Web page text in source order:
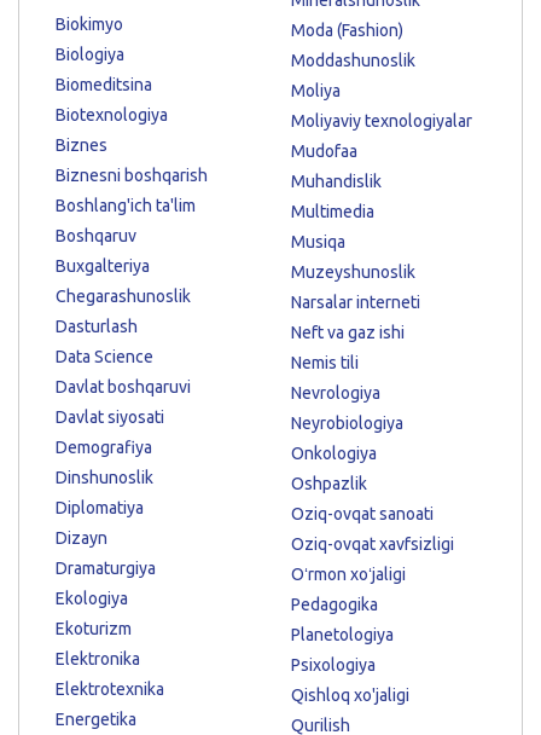
Biokimyo
Biologiya
Biomeditsina
Biotexnologiya
Biznes
Biznesni boshqarish
Boshlang'ich ta'lim
Boshqaruv
Buxgalteriya
Chegarashunoslik
Dasturlash
Data Science
Davlat boshqaruvi
Davlat siyosati
Demografiya
Dinshunoslik
Diplomatiya
Dizayn
Dramaturgiya
Ekologiya
Ekoturizm
Elektronika
Elektrotexnika
Energetika
Moda (Fashion)
Moddashunoslik
Moliya
Moliyaviy texnologiyalar
Mudofaa
Muhandislik
Multimedia
Musiqa
Muzeyshunoslik
Narsalar interneti
Neft va gaz ishi
Nemis tili
Nevrologiya
Neyrobiologiya
Onkologiya
Oshpazlik
Oziq-ovqat sanoati
Oziq-ovqat xavfsizligi
Oʻrmon xoʻjaligi
Pedagogika
Planetologiya
Psixologiya
Qishloq xo'jaligi
Qurilish